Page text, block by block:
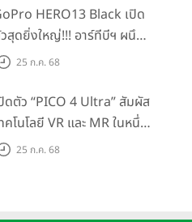
แห่งปี! ในราคา
มต้นเพียง 8,999 บาท
HERO13 Black เปิด
สุดยิ่งใหญ่!!! อาร์ทีบีฯ ผนึก
ลัง Big Camera และ
างสรรค์ ‘GoPro...Go Pro
25 ก.ค. 68
ดตัว “PICO 4 Ultra” สัมผัส
คโนโลยี VR และ MR ในหนึ่ง
ยว ยกระดับการทำงานและ
25 ก.ค. 68